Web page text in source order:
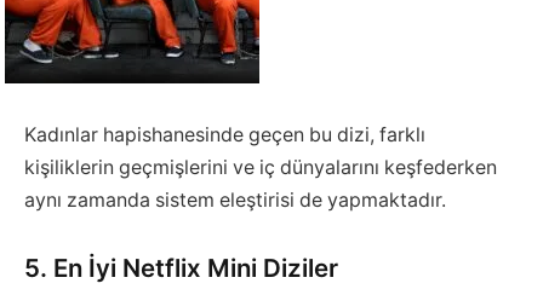
Kadınlar hapishanesinde geçen bu dizi, farklı
kişiliklerin geçmişlerini ve iç dünyalarını keşfederken
aynı zamanda sistem eleştirisi de yapmaktadır.
5. En İyi Netflix Mini Diziler